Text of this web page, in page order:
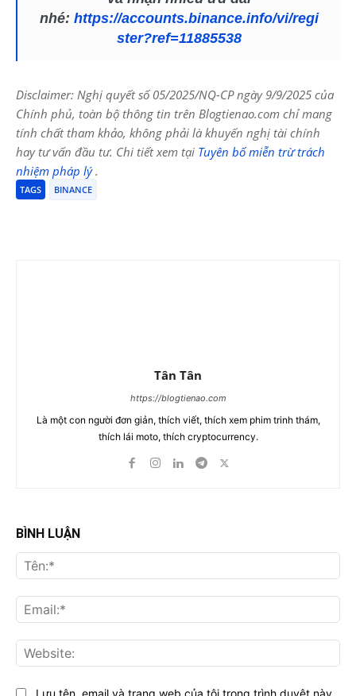
nhé: https://accounts.binance.info/vi/regi
ster?ref=11885538
Disclaimer: Nghị quyết số 05/2025/NQ-CP ngày 9/9/2025 của
Chính phủ, toàn bộ thông tin trên Blogtienao.com chỉ mang
tính chất tham khảo, không phải là khuyến nghị tài chính
hay tư vấn đầu tư. Chi tiết xem tại Tuyên bố miễn trừ trách
nhiệm pháp lý.
TAGS BINANCE
Tân Tân
https://blogtienao.com
Là một con người đơn giản, thích viết, thích xem phim trinh thám,
thích lái moto, thích cryptocurrency.
BÌNH LUẬN
Lưu tên, email và trang web của tôi trong trình duyệt này